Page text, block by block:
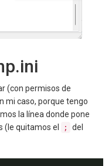
(con permisos de
mi caso, porque tengo
la línea donde pone
(le quitamos el ;
del